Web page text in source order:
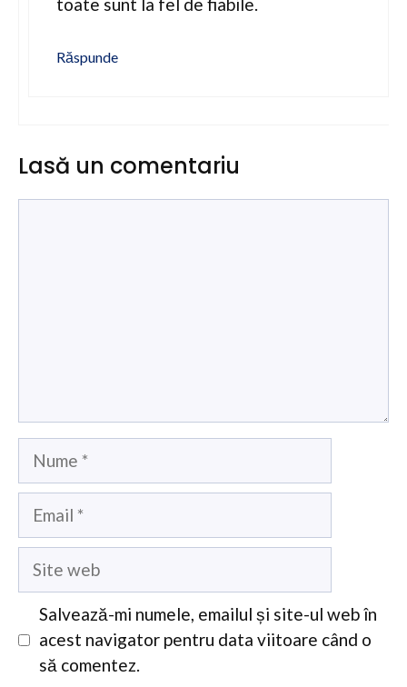
Răspunde
Lasă un comentariu
Nume
Email
Site
Salvează-mi numele, emailul și site-ul web în
acest navigator pentru data viitoare când o
să comentez.